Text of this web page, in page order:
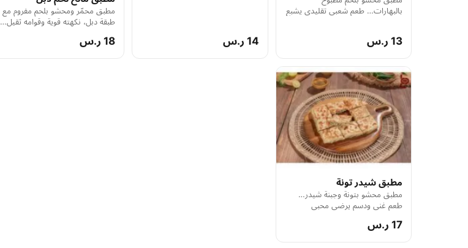
بالبهارات… طعم شعبي تقليدي يشبع
13 ر.س 14 ر.س
مطبق محمّر ومحشو بلحم مفروم مع
طبقة دبل، نكهته قوية وقوامه ثقيل…
18 ر.س
مطبق شيدر تونة
مطبق محشو بتونة وجبنة شيدر…
طعم غني ودسم يرضي محبي
17 ر.س